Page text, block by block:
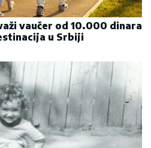
vaučer od 10.000 dinara
u Srbiji